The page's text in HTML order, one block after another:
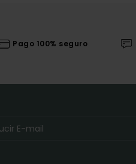
Pago 100% seguro